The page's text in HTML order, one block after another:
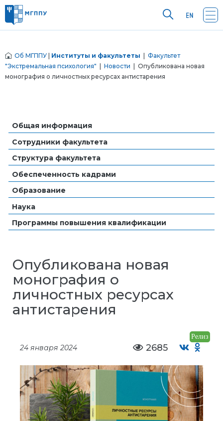
Об МГППУ Институты и факультеты
Факультет
"Экстремальная психология"
Новости | Опубликована новая
монография о личностных ресурсах антистарения
Общая информация
Сотрудники факультета
Структура факультета
Обеспеченность кадрами
Образование
Наука
Программы повышения квалификации
Опубликована новая
монография о
личностных ресурсах
антистарения
Релиз
24 января 2024 2685